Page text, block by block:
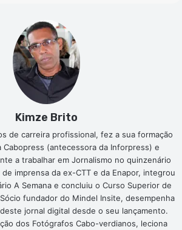
Kimze Brito
de carreira profissional, fez a sua formação
Cabopress (antecessora da Inforpress) e
a trabalhar em Jornalismo no quinzenário
imprensa da ex-CTT e da Enapor, integrou
A Semana e concluiu o Curso Superior de
fundador do Mindel Insite, desempenha
jornal digital desde o seu lançamento.
dos Fotógrafos Cabo-verdianos, leciona